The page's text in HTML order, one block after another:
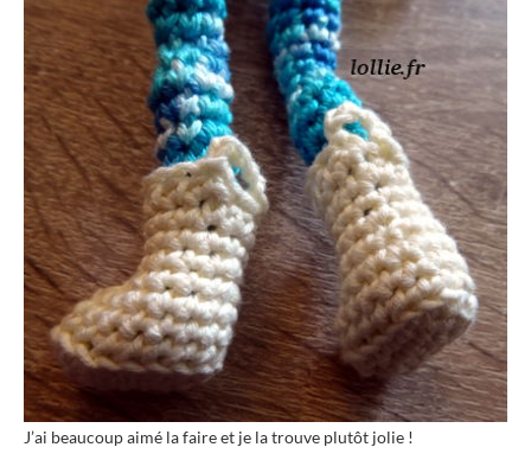
J’ai beaucoup aimé la faire et je la trouve plutôt jolie !